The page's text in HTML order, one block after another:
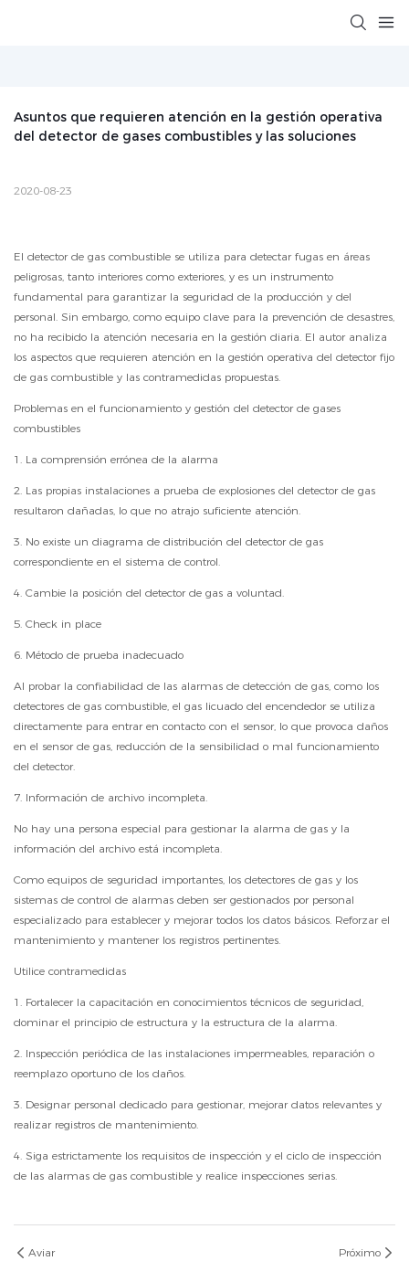
Asuntos que requieren atención en la gestión operativa
del detector de gases combustibles y las soluciones
2020-08-23
El detector de gas combustible se utiliza para detectar fugas en áreas
peligrosas, tanto interiores como exteriores, y es un instrumento
fundamental para garantizar la seguridad de la producción y del
personal. Sin embargo, como equipo clave para la prevención de desastres,
no ha recibido la atención necesaria en la gestión diaria. El autor analiza
los aspectos que requieren atención en la gestión operativa del detector fijo
de gas combustible y las contramedidas propuestas.
Problemas en el funcionamiento y gestión del detector de gases
combustibles
1. La comprensión errónea de la alarma
2. Las propias instalaciones a prueba de explosiones del detector de gas
resultaron dañadas, lo que no atrajo suficiente atención.
3. No existe un diagrama de distribución del detector de gas
correspondiente en el sistema de control.
4. Cambie la posición del detector de gas a voluntad.
5. Check in place
6. Método de prueba inadecuado
Al probar la confiabilidad de las alarmas de detección de gas, como los
detectores de gas combustible, el gas licuado del encendedor se utiliza
directamente para entrar en contacto con el sensor, lo que provoca daños
en el sensor de gas, reducción de la sensibilidad o mal funcionamiento
del detector.
7. Información de archivo incompleta.
No hay una persona especial para gestionar la alarma de gas y la
información del archivo está incompleta.
Como equipos de seguridad importantes, los detectores de gas y los
sistemas de control de alarmas deben ser gestionados por personal
especializado para establecer y mejorar todos los datos básicos. Reforzar el
mantenimiento y mantener los registros pertinentes.
Utilice contramedidas
1. Fortalecer la capacitación en conocimientos técnicos de seguridad,
dominar el principio de estructura y la estructura de la alarma.
2. Inspección periódica de las instalaciones impermeables, reparación o
reemplazo oportuno de los daños.
3. Designar personal dedicado para gestionar, mejorar datos relevantes y
realizar registros de mantenimiento.
4. Siga estrictamente los requisitos de inspección y el ciclo de inspección
de las alarmas de gas combustible y realice inspecciones serias.
Aviar Próximo